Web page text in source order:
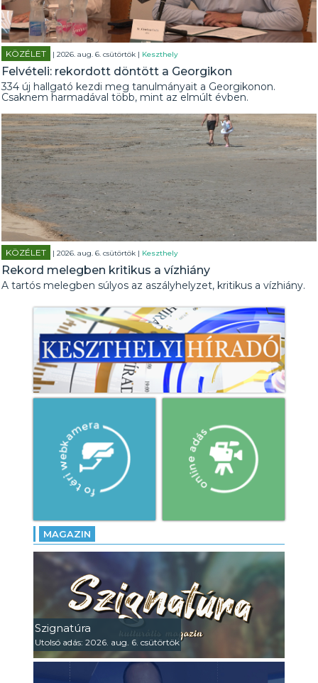
KÖZÉLET | 2026. aug. 6. csütörtök | Keszthely
Felvételi: rekordott döntött a Georgikon
334 új hallgató kezdi meg tanulmányait a Georgikonon.
Csaknem harmadával több, mint az elmúlt évben.
KÖZÉLET | 2026. aug. 6. csütörtök | Keszthely
Rekord melegben kritikus a vízhiány
A tartós melegben súlyos az aszályhelyzet, kritikus a vízhiány.
MAGAZIN
Szignatúra
Utolsó adás: 2026. aug. 6. csütörtök